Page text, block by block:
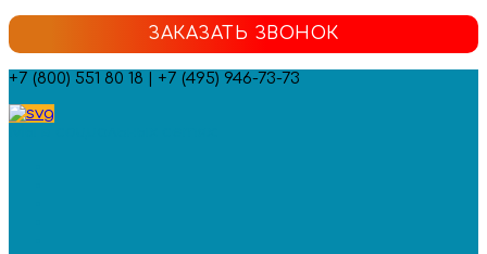
ЗАКАЗАТЬ ЗВОНОК
+7 (800) 551 80 18 | +7 (495) 946-73-73